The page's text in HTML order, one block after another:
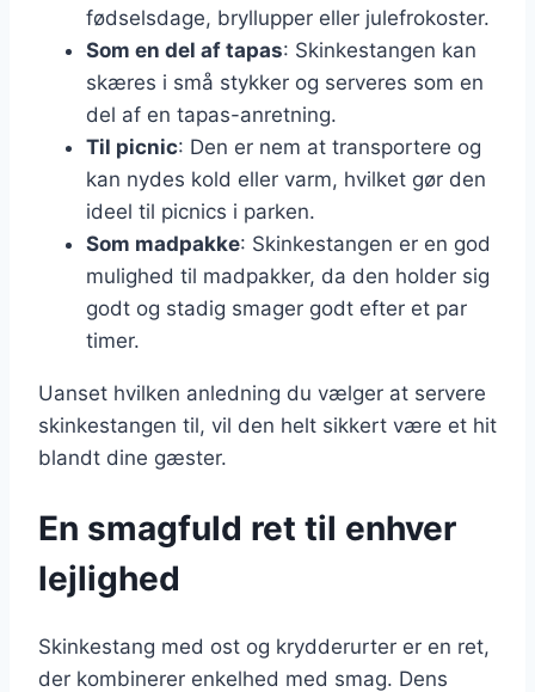
fødselsdage, bryllupper eller julefrokoster.
Som en del af tapas: Skinkestangen kan
skæres i små stykker og serveres som en
del af en tapas-anretning.
Til picnic: Den er nem at transportere og
kan nydes kold eller varm, hvilket gør den
ideel til picnics i parken.
Som madpakke: Skinkestangen er en god
mulighed til madpakker, da den holder sig
godt og stadig smager godt efter et par
timer.
Uanset hvilken anledning du vælger at servere
skinkestangen til, vil den helt sikkert være et hit
blandt dine gæster.
En smagfuld ret til enhver
lejlighed
Skinkestang med ost og krydderurter er en ret,
der kombinerer enkelhed med smag. Dens